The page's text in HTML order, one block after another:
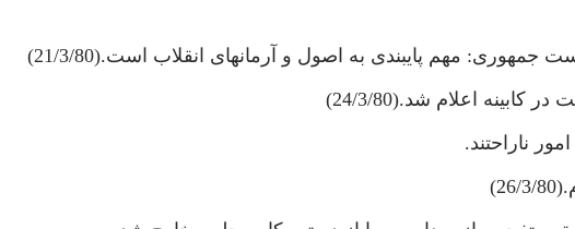
مهم پايبندى به اصول و آرمانهاى انقلاب است.(21/3/80)
ناراحتند.